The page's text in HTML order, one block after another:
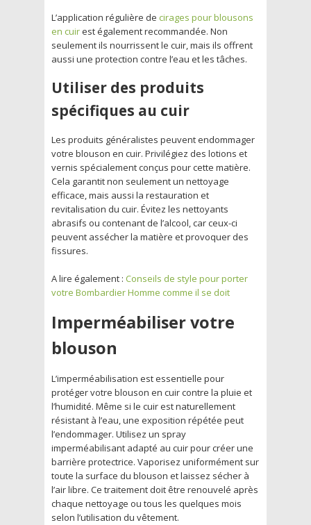
L’application régulière de cirages pour blousons
en cuirest également recommandée. Non
seulement ils nourrissent le cuir, mais ils offrent
aussi une protection contre l’eau et les tâches.
Utiliser des produits
spécifiques au cuir
Les produits généralistes peuvent endommager
votre blouson en cuir. Privilégiez des lotions et
vernis spécialement conçus pour cette matière.
Cela garantit non seulement un nettoyage
efficace, mais aussi la restauration et
revitalisation du cuir. Évitez les nettoyants
abrasifs ou contenant de l’alcool, car ceux-ci
peuvent assécher la matière et provoquer des
fissures.
A lire également : Conseils de style pour porter
votre Bombardier Homme comme il se doit
Imperméabiliser votre
blouson
L’imperméabilisation est essentielle pour
protéger votre blouson en cuir contre la pluie et
l’humidité. Même si le cuir est naturellement
résistant à l’eau, une exposition répétée peut
l’endommager. Utilisez un spray
imperméabilisant adapté au cuir pour créer une
barrière protectrice. Vaporisez uniformément sur
toute la surface du blouson et laissez sécher à
l’air libre. Ce traitement doit être renouvelé après
chaque nettoyage ou tous les quelques mois
selon l’utilisation du vêtement.